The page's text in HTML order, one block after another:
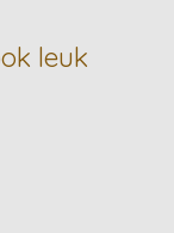
leuk